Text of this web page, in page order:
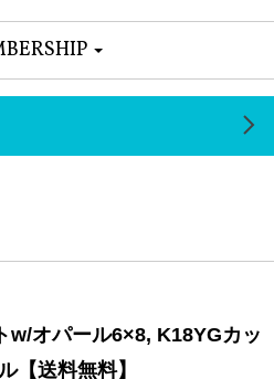
オパール6×8, K18YGカッ
【送料無料】